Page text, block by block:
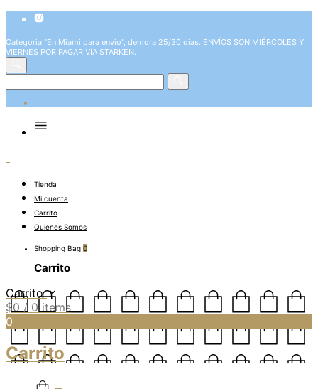
Categoria "En Miami para envio", demora 25/30 dias. ENVÍOS SON MIÉRCOLES Y
VIERNES POR PAGAR VÍA STARKEN.
Tienda
Mi cuenta
Carrito
Quienes Somos
Shopping Bag 0
Carrito
Carrito
$0 / 0 items
0
Carrito